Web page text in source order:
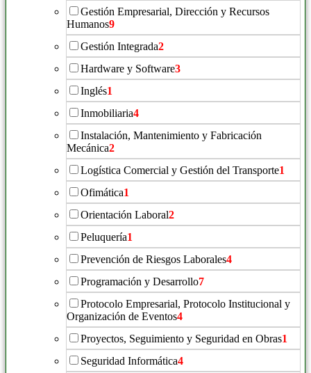
Gestión Empresarial, Dirección y Recursos
Humanos9
Gestión Integrada2
Hardware y Software3
Inglés1
Inmobiliaria4
Instalación, Mantenimiento y Fabricación
Mecánica2
Logística Comercial y Gestión del Transporte1
Ofimática1
Orientación Laboral2
Peluquería1
Prevención de Riesgos Laborales4
Programación y Desarrollo7
Protocolo Empresarial, Protocolo Institucional y
Organización de Eventos4
Proyectos, Seguimiento y Seguridad en Obras1
Seguridad Informática4